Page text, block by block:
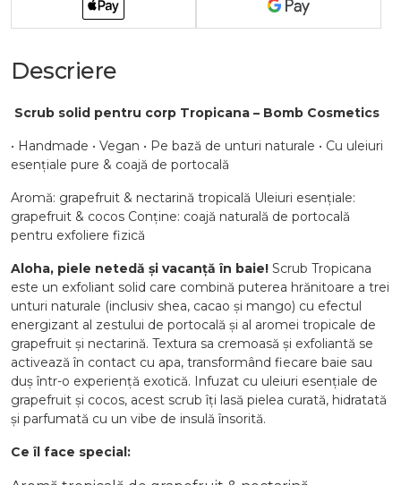
Descriere
Scrub solid pentru corp Tropicana – Bomb Cosmetics
• Handmade • Vegan • Pe bază de unturi naturale • Cu uleiuri
esențiale pure & coajă de portocală
Aromă: grapefruit & nectarină tropicală Uleiuri esențiale:
grapefruit & cocos Conține: coajă naturală de portocală
pentru exfoliere fizică
Aloha, piele netedă și vacanță în baie! Scrub Tropicana
este un exfoliant solid care combină puterea hrănitoare a trei
unturi naturale (inclusiv shea, cacao și mango) cu efectul
energizant al zestului de portocală și al aromei tropicale de
grapefruit și nectarină. Textura sa cremoasă și exfoliantă se
activează în contact cu apa, transformând fiecare baie sau
duș într-o experiență exotică. Infuzat cu uleiuri esențiale de
grapefruit și cocos, acest scrub îți lasă pielea curată, hidratată
și parfumată cu un vibe de insulă însorită.
Ce îl face special: